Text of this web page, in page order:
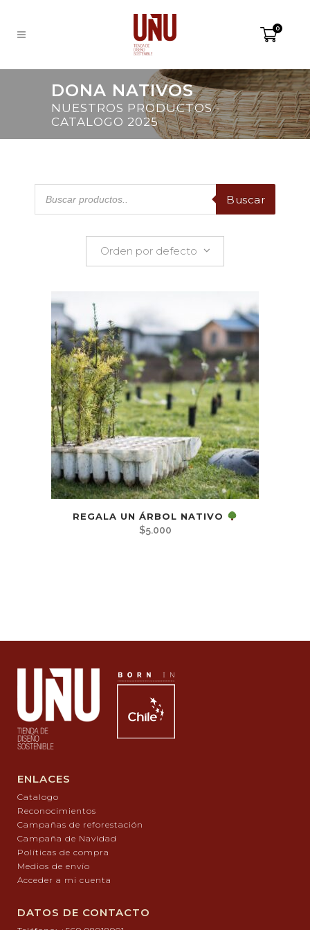
0
DONA NATIVOS
NUESTROS PRODUCTOS -
CATALOGO 2025
search
Buscar
Mostrando el resultado 1
Orden por defecto
REGALA UN ÁRBOL NATIVO
$5.000
ENLACES
Catalogo
Reconocimientos
Campañas de reforestación
Campaña de Navidad
Políticas de compra
Medios de envío
Acceder a mi cuenta
DATOS DE CONTACTO